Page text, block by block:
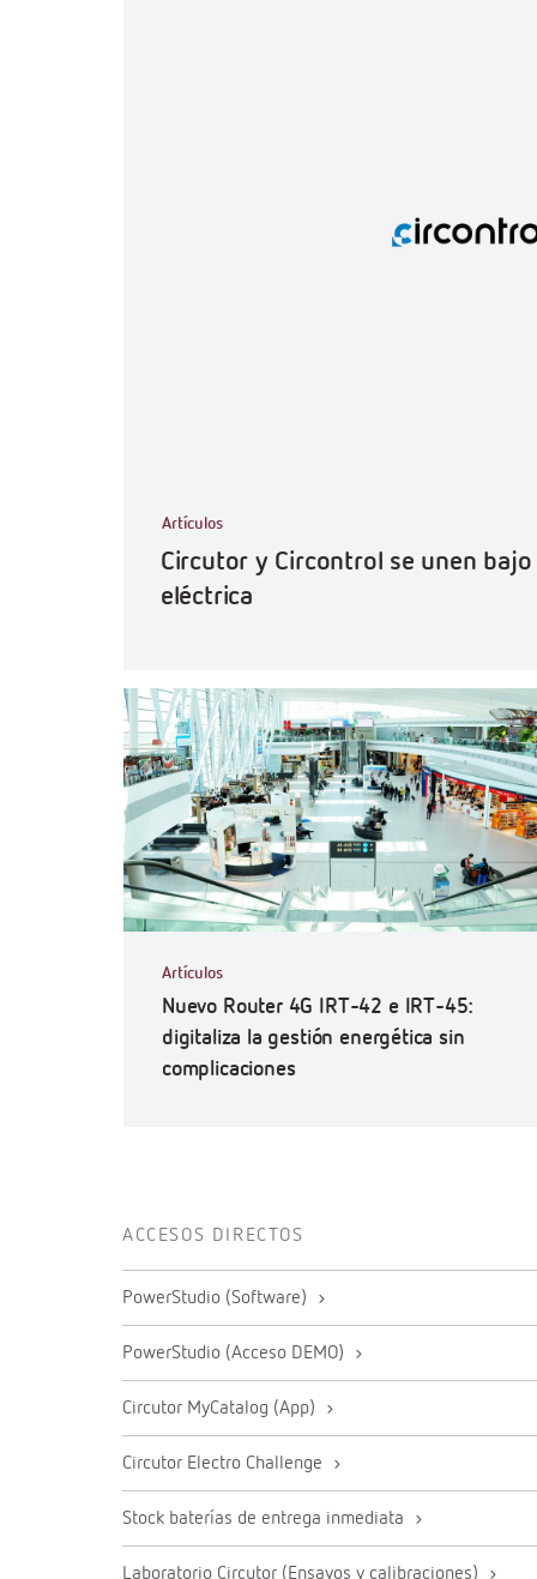
Artículos
Circutor y Circontrol se unen
eléctrica
Artículos
Nuevo Router 4G IRT-42 e IRT-45:
digitaliza la gestión energética sin
complicaciones
ACCESOS DIRECTOS
PowerStudio (Software)
PowerStudio (Acceso DEMO)
Circutor MyCatalog (App)
Circutor Electro Challenge
Stock baterías de entrega inmediata
Laboratorio Circutor (Ensayos y calibraciones)